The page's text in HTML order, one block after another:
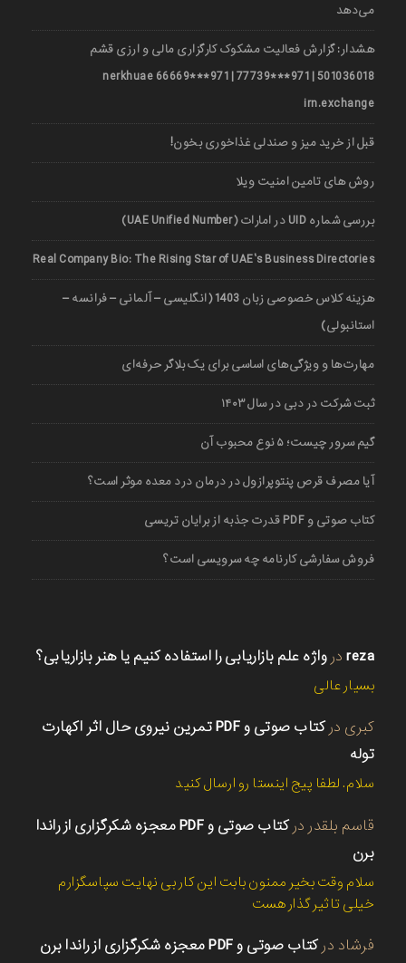
می‌دهد
هشدار: گزارش فعالیت مشکوک کارگزاری مالی و ارزی قشم
501036018 | 971***77739 | 971***66669 nerkhuae
irn.exchange
قبل از خرید میز و صندلی غذاخوری بخون!
روش های تامین امنیت ویلا
بررسی شماره UID در امارات (UAE Unified Number)
Real Company Bio: The Rising Star of UAE’s Business Directories
هزینه کلاس خصوصی زبان 1403 (انگلیسی – آلمانی – فرانسه –
استانبولی)
مهارت‌ها و ویژگی‌های اساسی برای یک بلاگر حرفه‌ای
ثبت شرکت در دبی در سال ۱۴۰۳
گیم سرور چیست؛ ۵ نوع محبوب آن
آیا مصرف قرص پنتوپرازول در درمان درد معده موثر است؟
کتاب صوتی و PDF قدرت جذبه از برایان تریسی
فروش سفارشی کارنامه چه سرویسی است؟
reza در واژه علم بازاریابی را استفاده کنیم یا هنر بازاریابی؟
بسیار عالی
کبری در
کتاب صوتی و PDF تمرین نیروی حال اثر اکهارت
توله
سلام. لطفا پیج اینستا رو ارسال کنید
قاسم بلقدر در
کتاب صوتی و PDF معجزه شکرگزاری از راندا
برن
سلام وقت بخیر ممنون بابت این کار بی نهایت سپاسگزارم
خیلی تاثیر گذار هست
فرشاد درکتاب صوتی و PDF معجزه شکرگزاری از راندا برن